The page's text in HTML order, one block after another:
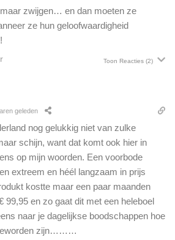
zwijgen… en dan moeten ze
ze hun geloofwaardigheid
Toon Reacties (2)
geleden
nog gelukkig niet van zulke
schijn, want dat komt ook hier in
op mijn woorden. Een voorbode
extreem en héél langzaam in prijs
kostte maar een paar maanden
99,95 en zo gaat dit met een heleboel
naar je dagelijkse boodschappen hoe
zijn………